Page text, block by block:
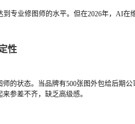
专业修图师的水平。但在2026年，AI在
性
的状态。当品牌有500张图外包给后期
参差不齐，缺乏高级感。